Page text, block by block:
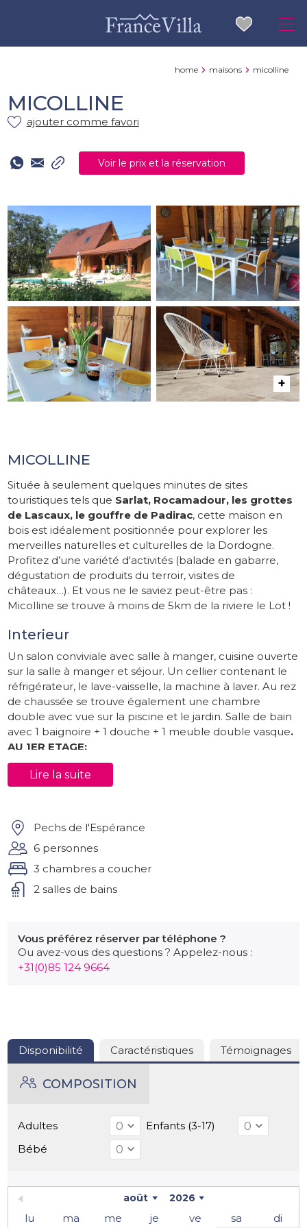
home maisons micolline
MICOLLINE
ajouter comme favori
Voir le prix et la réservation
MICOLLINE
Située à seulement quelques minutes de sites
touristiques tels que Sarlat, Rocamadour, les grottes
de Lascaux, le gouffre de Padirac, cette maison en
bois est idéalement positionnée pour explorer les
merveilles naturelles et culturelles de la Dordogne.
Profitez d’une variété d'activités (balade en gabarre,
dégustation de produits du terroir, visites de
châteaux…). Et vous ne le saviez peut-être pas :
Micolline se trouve à moins de 5km de la riviere le Lot !
Interieur
Un salon conviviale avec salle à manger, cuisine ouverte
sur la salle à manger et séjour. Un cellier contenant le
réfrigérateur, le lave-vaisselle, la machine à laver. Au rez
de chaussée se trouve également une chambre
double avec vue sur la piscine et le jardin. Salle de bain
avec 1 baignoire + 1 douche + 1 meuble double vasque.
AU 1ER ETAGE:
- Une chambre avec 1 lit double, coin détente
- Une chambre avec 1 lit gigogne (= 2 lits simples), tipi
Extérieur
Une vaste terrasse, idéale pour se détendre! Un jardin
entièrement clôturé de + 1200 m2. Piscine chauffée,
éclairée, 4m x 9m.
LECLERC, ALDI, NETTO, marché, boucheries,
boulangeries, banques, restaurants...
Ouverture piscine: 15 juin au 15 septembre 2026
Lire la suite
Pechs de l'Espérance
6 personnes
3 chambres a coucher
2 salles de bains
Vous préférez réserver par téléphone ?
Ou avez-vous des questions ? Appelez-nous :
+31(0)85 124 9664
Disponibilité Caractéristiques Témoignages
COMPOSITION
Adultes
Enfants (3-17)
Bébé
août 2026
lu ma me je ve sa di